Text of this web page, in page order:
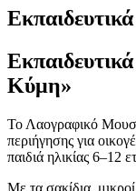
Κύμη»
Το Λαογραφικό
περιήγησης για
παιδιά ηλικίας 6–12
Με τα σακίδια,